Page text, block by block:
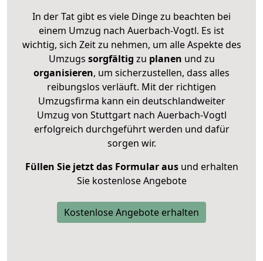
In der Tat gibt es viele Dinge zu beachten bei
einem Umzug nach Auerbach-Vogtl. Es ist
wichtig, sich Zeit zu nehmen, um alle Aspekte des
Umzugs sorgfältig zu planen und zu
organisieren, um sicherzustellen, dass alles
reibungslos verläuft. Mit der richtigen
Umzugsfirma kann ein deutschlandweiter
Umzug von Stuttgart nach Auerbach-Vogtl
erfolgreich durchgeführt werden und dafür
sorgen wir.
Füllen Sie jetzt das Formular ausund erhalten
Sie kostenlose Angebote
Kostenlose Angebote erhalten